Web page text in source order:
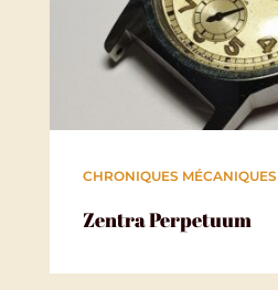
CHRONIQUES MÉCANIQUES